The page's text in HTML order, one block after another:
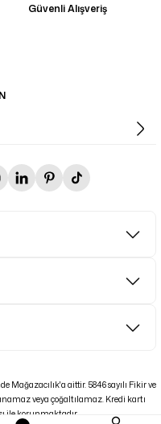
Güvenli Alışveriş
Mağazacılık'a aittir. 5846 sayılı Fikir ve
veya çoğaltılamaz. Kredi kartı
ile korunmaktadır.